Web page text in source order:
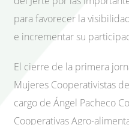
para favorecer la
e incrementar su
El cierre de la primera
Mujeres Cooperativistas
cargo de Ángel Pacheco
Cooperativas Agro-